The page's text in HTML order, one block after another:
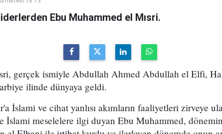
liderlerden Ebu Muhammed el Mısri.
gerçek ismiyle Abdullah Ahmed Abdullah el Elfi,
ilinde dünyaya geldi.
İslami ve cihat yanlısı akımların faaliyetleri zirveye
İslami meselelere ilgi duyan Ebu Muhammed,